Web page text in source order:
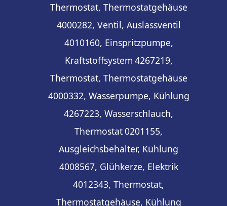
Thermostat, Thermostatgehäuse
4000282, Ventil, Auslassventil
4010160, Einspritzpumpe,
Kraftstoffsystem 4267219,
Thermostat, Thermostatgehäuse
4000332, Wasserpumpe, Kühlung
4267223, Wasserschlauch,
Thermostat0201155,
Ausgleichsbehälter, Kühlung
4008567, Glühkerze, Elektrik
4012343, Thermostat,
Thermostatgehäuse, Kühlung